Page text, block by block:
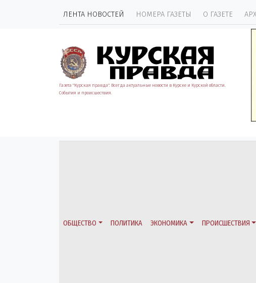
ЛЕНТА НОВОСТЕЙ НОМЕРА ГАЗЕТЫ О ГАЗЕТЕ
Газета "Курская правда". Всегда актуальные новости в Курске и Курской области.
События и происшествия.
ОБЩЕСТВО ПОЛИТИКА ЭКОНОМИКА ПРОИСШЕСТВИЯ